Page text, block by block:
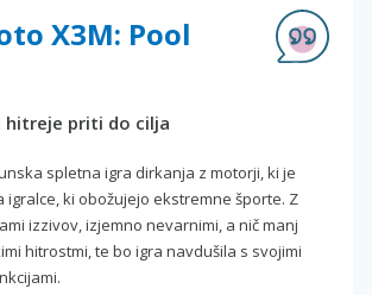
X3M: Pool
hitreje priti do cilja
spletna igra dirkanja z motorji, ki je
igralce, ki obožujejo ekstremne športe. Z
izzivov, izjemno nevarnimi, a nič manj
hitrostmi, te bo igra navdušila s svojimi